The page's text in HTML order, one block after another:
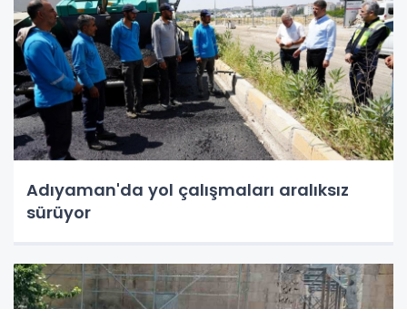
Adıyaman'da yol çalışmaları aralıksız
sürüyor